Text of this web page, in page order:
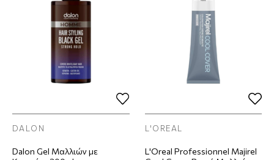
DALON
Dalon Gel Μαλλιών με
L'OREAL
L'Oreal Professionnel Majirel